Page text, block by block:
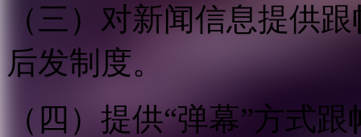
（三）对新闻信息提供
后发制度。
（四）提供“弹幕”方式